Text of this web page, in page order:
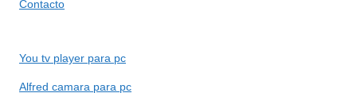
Contacto
You tv player para pc
Alfred camara para pc